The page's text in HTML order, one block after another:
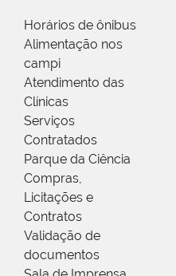
Horários de ônibus
Alimentação nos
campi
Atendimento das
Clínicas
Serviços
Contratados
Parque da Ciência
Compras,
Licitações e
Contratos
Validação de
documentos